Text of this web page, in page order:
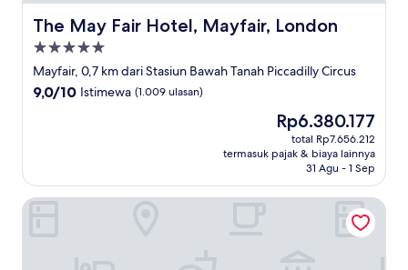
The May Fair Hotel, Mayfair, London
The May Fair Hotel, Mayfair, London
Properti
bintang
5.0
Mayfair, 0,7 km dari Stasiun Bawah Tanah Piccadilly Circus
9.0
9,0/10 Istimewa (1.009 ulasan)
Harga
sekarang
Rp6.380.177
Rp6.380.177
total Rp7.656.212
termasuk pajak & biaya lainnya
31 Agu - 1 Sep
The Z Hotel Trafalgar